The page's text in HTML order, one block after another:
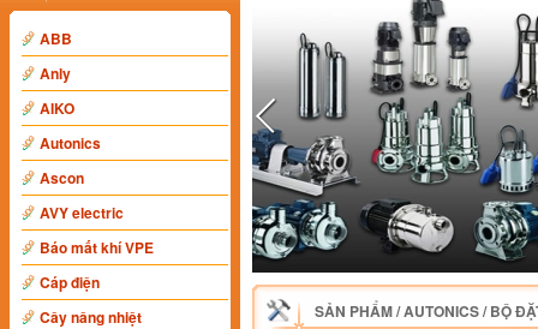
ABB
Anly
AIKO
Autonics
Ascon
AVY electric
Báo mất khí VPE
Cáp điện
Cây nâng nhiệt
SẢN PHẨM/AUTONICS/BỘ